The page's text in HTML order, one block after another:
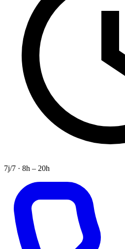
7j/7 · 8h – 20h